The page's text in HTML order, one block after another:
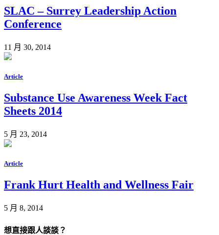
SLAC – Surrey Leadership Action
Conference
11 月 30, 2014
Article
Substance Use Awareness Week Fact
Sheets 2014
5 月 23, 2014
Article
Frank Hurt Health and Wellness Fair
5 月 8, 2014
想直接跟人談談？